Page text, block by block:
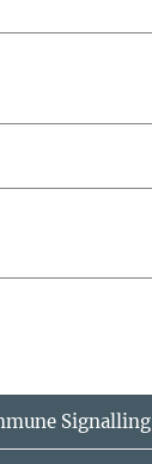
Signalling